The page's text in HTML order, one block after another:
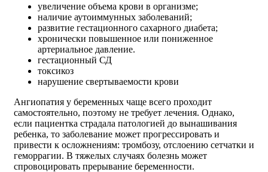
увеличение объема крови в организме;
наличие аутоиммунных заболеваний;
развитие гестационного сахарного диабета;
хронически повышенное или пониженное
артериальное давление.
гестационный СД
токсикоз
нарушение свертываемости крови
Ангиопатия у беременных чаще всего проходит
самостоятельно, поэтому не требует лечения. Однако,
если пациентка страдала патологией до вынашивания
ребенка, то заболевание может прогрессировать и
привести к осложнениям: тромбозу, отслоению сетчатки и
геморрагии. В тяжелых случаях болезнь может
спровоцировать прерывание беременности.